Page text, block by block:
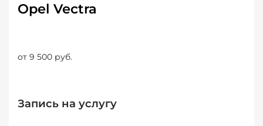
Opel Vectra
от 9 500 руб.
Запись на услугу